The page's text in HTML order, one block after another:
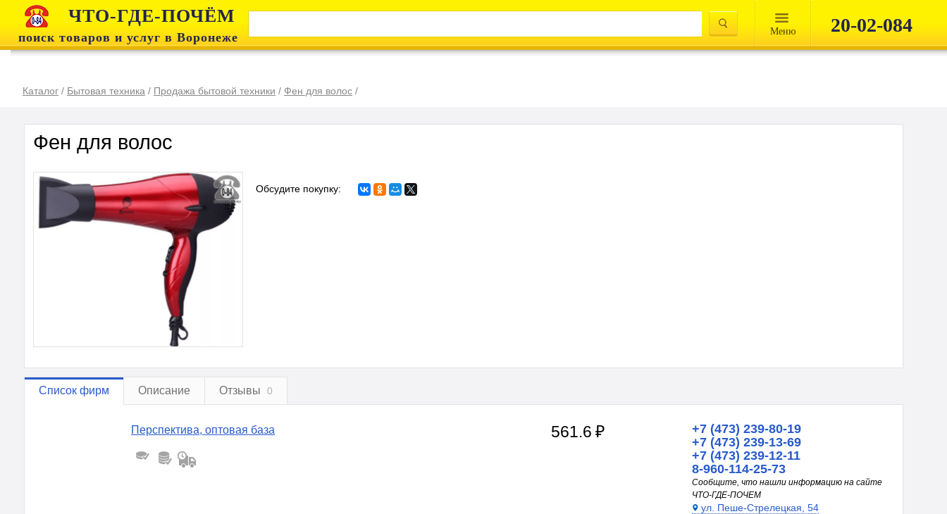
ЧТО-ГДЕ-ПОЧЁМ
поиск товаров и услуг в Воронеже Mеню 20-02-084
Каталог / Бытовая техника / Продажа бытовой техники / Фен для волос /
Фен для волос
Обсудите покупку:
Список фирм Описание Отзывы 0
Перспектива, оптовая база 561.6 ₽
+7 (473) 239-80-19
+7 (473) 239-13-69
+7 (473) 239-12-11
8-960-114-25-73
Сообщите, что нашли информацию на сайте
ЧТО-ГДЕ-ПОЧЕМ
ул. Пеше-Стрелецкая, 54